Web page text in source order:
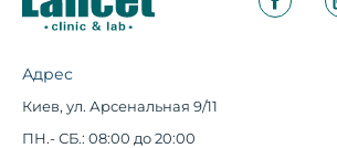
Адрес
Киев, ул. Арсенальная 9/11
ПН.- СБ.: 08:00 до 20:00